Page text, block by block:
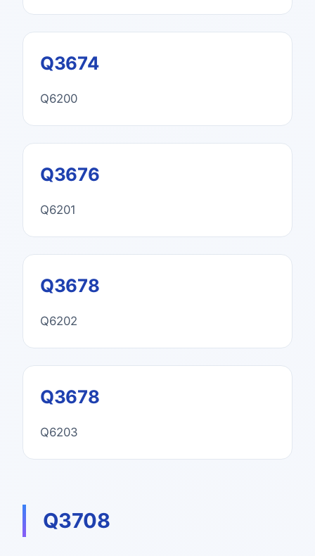
Q3674
Q6200
Q3676
Q6201
Q3678
Q6202
Q3678
Q6203
Q3708